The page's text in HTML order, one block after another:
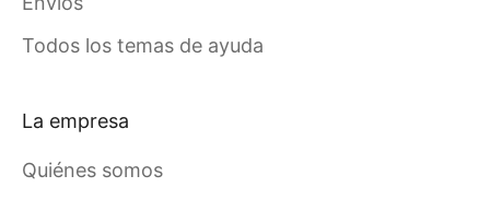
Todos los temas de ayuda
La empresa
Quiénes somos